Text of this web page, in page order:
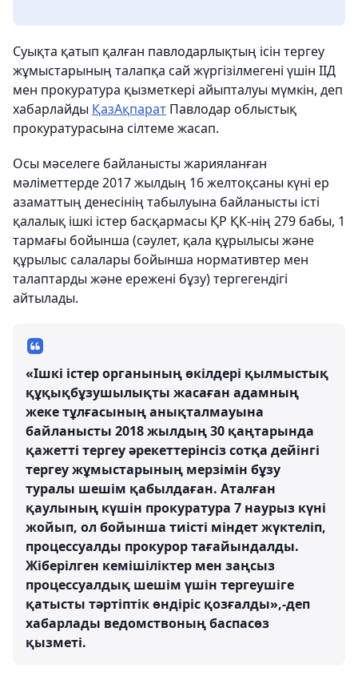
Суықта қатып қалған павлодарлықтың ісін тергеу
жұмыстарының талапқа сай жүргізілмегені үшін ІІД
мен прокуратура қызметкері айыпталуы мүмкін, деп
хабарлайды ҚазАқпарат Павлодар облыстық
прокуратурасына сілтеме жасап.
Осы мәселеге байланысты жарияланған
мәліметтерде 2017 жылдың 16 желтоқсаны күні ер
азаматтың денесінің табылуына байланысты істі
қалалық ішкі істер басқармасы ҚР ҚК-нің 279 бабы, 1
тармағы бойынша (сәулет, қала құрылысы және
құрылыс салалары бойынша нормативтер мен
талаптарды және ережені бұзу) тергегендігі
айтылады.
«Ішкі істер органының өкілдері қылмыстық
құқықбұзушылықты жасаған адамның
жеке тұлғасының анықталмауына
байланысты 2018 жылдың 30 қаңтарында
қажетті тергеу әрекеттерінсіз сотқа дейінгі
тергеу жұмыстарының мерзімін бұзу
туралы шешім қабылдаған. Аталған
қаулының күшін прокуратура 7 наурыз күні
жойып, ол бойынша тиісті міндет жүктеліп,
процессуалды прокурор тағайындалды.
Жіберілген кемішіліктер мен заңсыз
процессуалдық шешім үшін тергеушіге
қатысты тәртіптік өндіріс қозғалды»,-деп
хабарлады ведомствоның баспасөз
қызметі.